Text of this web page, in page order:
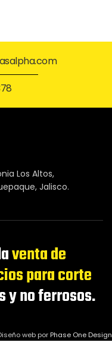
Los Altos,
Jalisco.
venta de
para corte
y no ferrosos.
web porPhase One Design